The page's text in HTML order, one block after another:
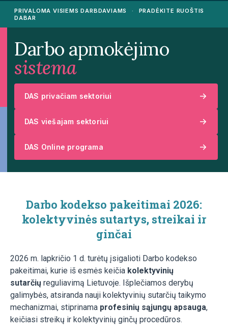
PRIVALOMA VISIEMS DARBDAVIAMS ·
PRADĖKITE RUOŠTIS
DABAR
Darbo apmokėjimo
sistema
DAS privačiam sektoriui
DAS viešajam sektoriui
DAS Online programa
Darbo kodekso pakeitimai 2026:
kolektyvinės sutartys, streikai ir
ginčai
2026 m. lapkričio 1 d. turėtų įsigalioti Darbo kodekso
pakeitimai, kurie iš esmės keičia kolektyvinių
sutarčių reguliavimą Lietuvoje. Išplečiamos derybų
galimybės, atsiranda nauji kolektyvinių sutarčių taikymo
mechanizmai, stiprinama profesinių sąjungų apsauga,
keičiasi streikų ir kolektyvinių ginčų procedūros.